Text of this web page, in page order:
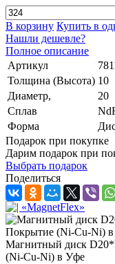
В корзину Купить в
Нашли дешевле?
Полное описание
Артикул
Толщина (Высота) 10
Диаметр,
20
Сплав
Форма
Подарок при покупке
Дарим подарок при
Выбрать подарок
Поделиться
Магнитный диск
(Ni-Cu-Ni) в Уфе